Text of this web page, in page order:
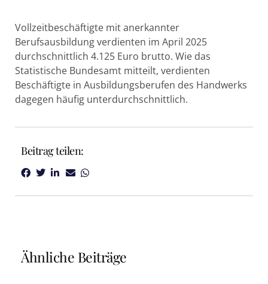
Vollzeitbeschäftigte mit anerkannter
Berufsausbildung verdienten im April 2025
durchschnittlich 4.125 Euro brutto. Wie das
Statistische Bundesamt mitteilt, verdienten
Beschäftigte in Ausbildungsberufen des Handwerks
dagegen häufig unterdurchschnittlich.
Beitrag teilen:
Ähnliche Beiträge